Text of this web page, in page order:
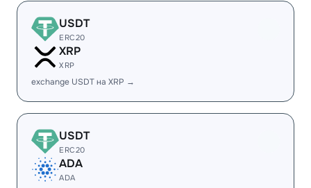
USDT
ERC20
XRP
XRP
exchange USDT на XRP →
USDT
ERC20
ADA
ADA